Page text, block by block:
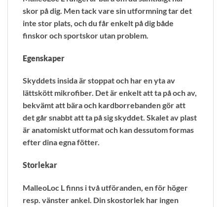
skor på dig. Men tack vare sin utformning tar det
inte stor plats, och du får enkelt på dig både
finskor och sportskor utan problem.
Egenskaper
Skyddets insida är stoppat och har en yta av
lättskött mikrofiber. Det är enkelt att ta på och av,
bekvämt att bära och kardborrebanden gör att
det går snabbt att ta på sig skyddet. Skalet av plast
är anatomiskt utformat och kan dessutom formas
efter dina egna fötter.
Storlekar
MalleoLoc L finns i två utföranden, en för höger
resp. vänster ankel. Din skostorlek har ingen